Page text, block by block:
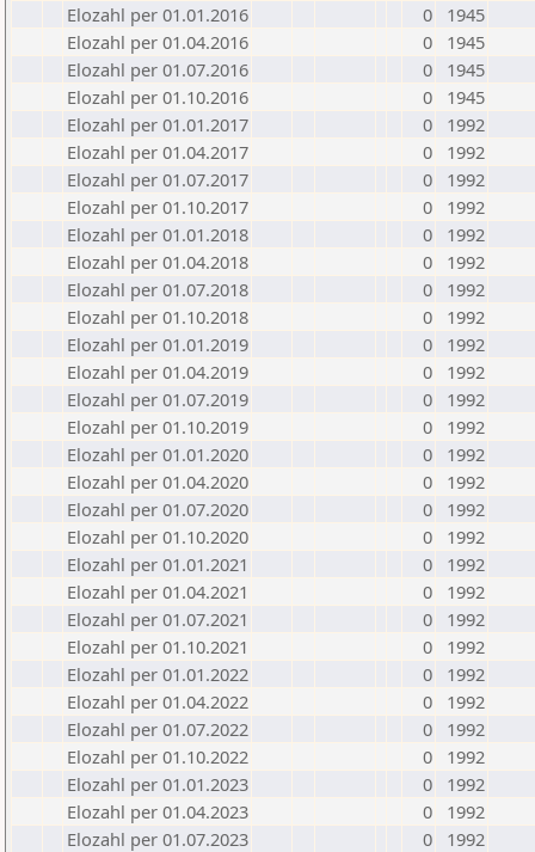
Elozahl per 01.01.2016
0
1945
Elozahl per 01.04.2016
0
1945
Elozahl per 01.07.2016
0
1945
Elozahl per 01.10.2016
0
1945
Elozahl per 01.01.2017
0
1992
Elozahl per 01.04.2017
0
1992
Elozahl per 01.07.2017
0
1992
Elozahl per 01.10.2017
0
1992
Elozahl per 01.01.2018
0
1992
Elozahl per 01.04.2018
0
1992
Elozahl per 01.07.2018
0
1992
Elozahl per 01.10.2018
0
1992
Elozahl per 01.01.2019
0
1992
Elozahl per 01.04.2019
0
1992
Elozahl per 01.07.2019
0
1992
Elozahl per 01.10.2019
0
1992
Elozahl per 01.01.2020
0
1992
Elozahl per 01.04.2020
0
1992
Elozahl per 01.07.2020
0
1992
Elozahl per 01.10.2020
0
1992
Elozahl per 01.01.2021
0
1992
Elozahl per 01.04.2021
0
1992
Elozahl per 01.07.2021
0
1992
Elozahl per 01.10.2021
0
1992
Elozahl per 01.01.2022
0
1992
Elozahl per 01.04.2022
0
1992
Elozahl per 01.07.2022
0
1992
Elozahl per 01.10.2022
0
1992
Elozahl per 01.01.2023
0
1992
Elozahl per 01.04.2023
0
1992
Elozahl per 01.07.2023
0
1992